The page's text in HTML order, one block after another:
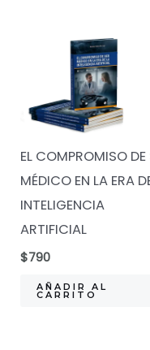
EL COMPROMISO DE
MÉDICO EN LA ERA
INTELIGENCIA
ARTIFICIAL
$790
AÑADIR AL
CARRITO